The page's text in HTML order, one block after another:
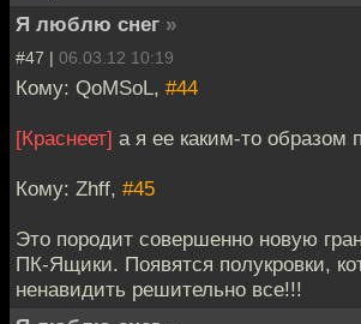
Я люблю снег »
#47 | 06.03.12 10:19
Кому: QoMSoL, #44
[Краснеет] а я ее каким-то образом
Кому: Zhff, #45
Это породит совершенно новую
ПК-Ящики. Появятся полукровки,
ненавидить решительно все!!!